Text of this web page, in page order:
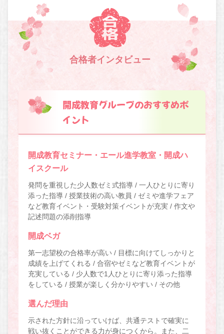
合格者インタビュー
開成教育グループのおすすめポ
イント
開成教育セミナー・エール進学教室・開成ハ
イスクール
発問を重視した少人数ゼミ式指導 / 一人ひとりに寄り
添った指導 / 授業技術の高い教員 / ゼミや進学フェア
など教育イベント・受験対策イベントが充実 / 作文や
記述問題の添削指導
開成ベガ
第一志望校の合格率が高い / 目標に向けてしっかりと
成績を上げてくれる / 合宿やゼミなど教育イベントが
充実している / 少人数で1人ひとりに寄り添った指導
をしている / 授業が楽しく分かりやすい / その他
選んだ理由
示された方針に沿っていけば、共通テストで確実に
戦い抜くことができる力が身につくから。また、二